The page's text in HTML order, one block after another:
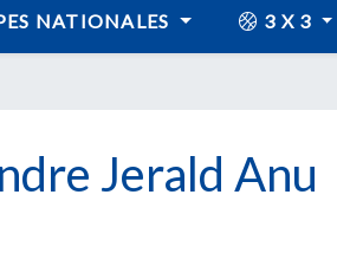
NATIONALES 3 X 3
Jerald Anu